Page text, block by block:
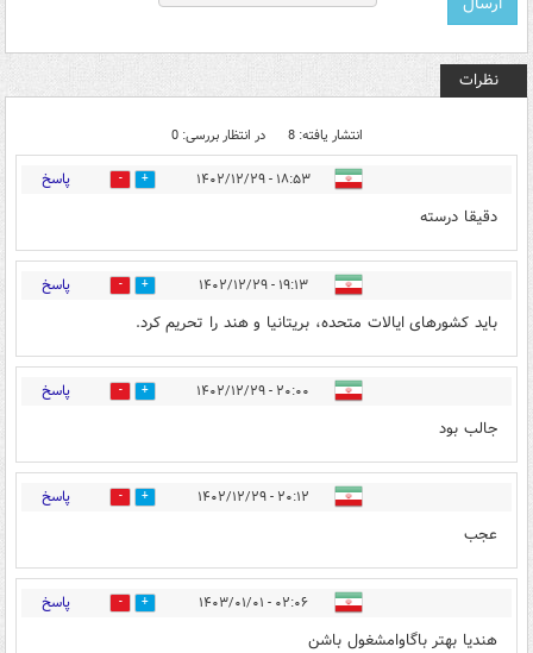
نظرات
انتشار یافته: 8 در انتظار بررسی: 0
۱۸:۵۳ - ۱۴۰۲/۱۲/۲۹ 1 پاسخ
دقیقا درسته
۱۹:۱۳ - ۱۴۰۲/۱۲/۲۹ 5 پاسخ
باید کشورهای ایالات متحده، بریتانیا و هند را تحریم کرد.
۲۰:۰۰ - ۱۴۰۲/۱۲/۲۹ 1 پاسخ
جالب بود
۲۰:۱۲ - ۱۴۰۲/۱۲/۲۹ 1 پاسخ
عجب
۰۲:۰۶ - ۱۴۰۳/۰۱/۰۱ 0 پاسخ
هندیا بهتر باگاوامشغول باشن